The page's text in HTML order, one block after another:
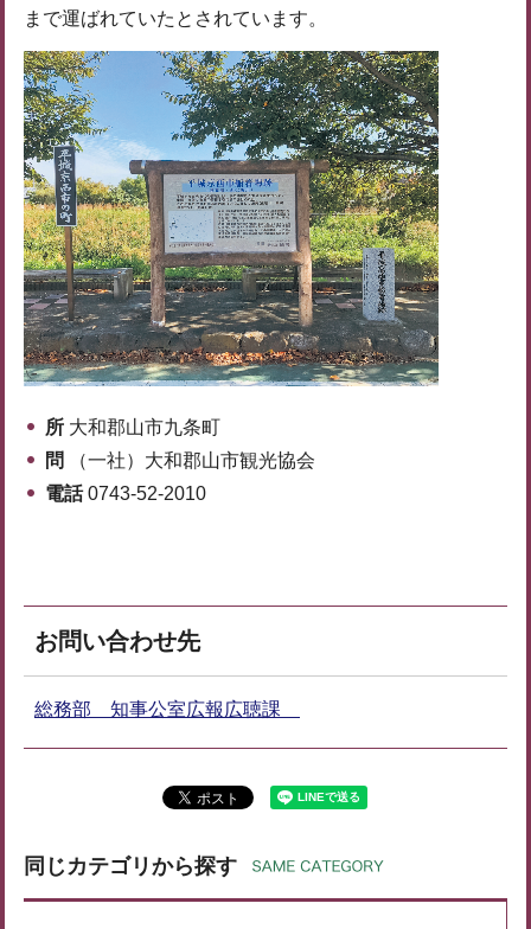
まで運ばれていたとされています。
所 大和郡山市九条町
問
（一社）大和郡山市観光協会
電話0743-52-2010
お問い合わせ先
総務部 知事公室広報広聴課
同じカテゴリから探す